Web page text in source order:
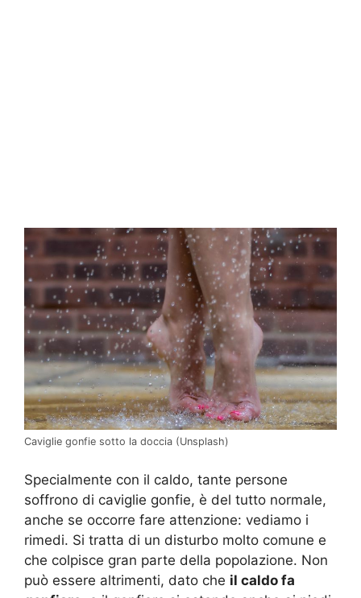
Caviglie gonfie sotto la doccia (Unsplash)
Specialmente con il caldo, tante persone
soffrono di caviglie gonfie, è del tutto normale,
anche se occorre fare attenzione: vediamo i
rimedi. Si tratta di un disturbo molto comune e
che colpisce gran parte della popolazione. Non
può essere altrimenti, dato che il caldo fa